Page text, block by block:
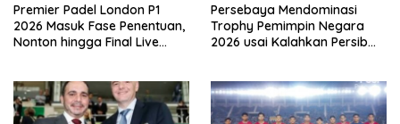
Premier Padel London P1
2026 Masuk Fase Penentuan,
Nonton hingga Final Live
Persebaya Mendominasi
Trophy Pemimpin Negara
2026 usai Kalahkan Persib